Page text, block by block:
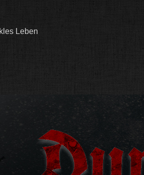
Leben